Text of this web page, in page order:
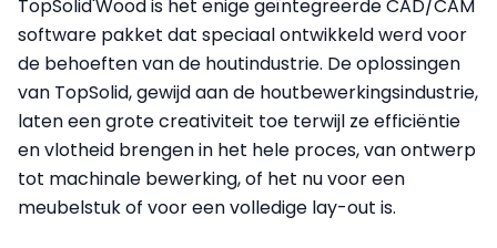
TopSolid'Wood is het enige geïntegreerde CAD/CAM
software pakket dat speciaal ontwikkeld werd voor
de behoeften van de houtindustrie. De oplossingen
van TopSolid, gewijd aan de houtbewerkingsindustrie,
laten een grote creativiteit toe terwijl ze efficiëntie
en vlotheid brengen in het hele proces, van ontwerp
tot machinale bewerking, of het nu voor een
meubelstuk of voor een volledige lay-out is.